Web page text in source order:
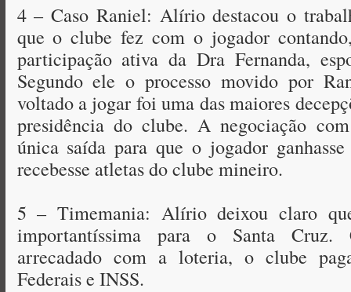
4 – Caso Raniel: Alírio destacou o
que o clube fez com o jogador
participação ativa da Dra Fernanda,
Segundo ele o processo movido por
voltado a jogar foi uma das maiores
presidência do clube. A negociação
única saída para que o jogador
recebesse atletas do clube mineiro.
5 – Timemania: Alírio deixou claro
importantíssima para o Santa
arrecadado com a loteria, o clube
Federais e INSS.